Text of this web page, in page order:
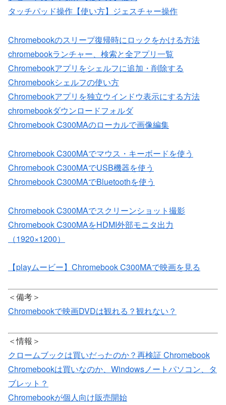
タッチパッド操作【使い方】ジェスチャー操作
Chromebookのスリープ復帰時にロックをかける方法
chromebookランチャー、検索と全アプリ一覧
Chromebookアプリをシェルフに追加・削除する
Chromebookシェルフの使い方
Chromebookアプリを独立ウインドウ表示にする方法
chromebookダウンロードフォルダ
Chromebook C300MAのローカルで画像編集
Chromebook C300MAでマウス・キーボードを使う
Chromebook C300MAでUSB機器を使う
Chromebook C300MAでBluetoothを使う
Chromebook C300MAでスクリーンショット撮影
Chromebook C300MAをHDMI外部モニタ出力
（1920×1200）
【playムービー】Chromebook C300MAで映画を見る
＜備考＞
Chromebookで映画DVDは観れる？観れない？
＜情報＞
クロームブックは買いだったのか？再検証 Chromebook
Chromebookは買いなのか、Windowsノートパソコン、タ
ブレット？
Chromebookが個人向け販売開始